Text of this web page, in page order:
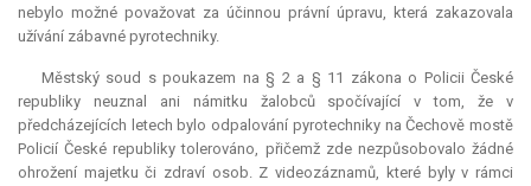
nebylo možné považovat za účinnou právní úpravu, která zakazovala
užívání zábavné pyrotechniky.
Městský soud s poukazem na § 2 a § 11 zákona o Policii České
republiky neuznal ani námitku žalobců spočívající v tom, že v
předcházejících letech bylo odpalování pyrotechniky na Čechově mostě
Policií České republiky tolerováno, přičemž zde nezpůsobovalo žádné
ohrožení majetku či zdraví osob. Z videozáznamů, které byly v rámci